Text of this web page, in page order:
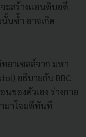
ะสร้างแอนติบอดี
นซ้ำ อาจเกิด
ยาเซลล์จาก มหา
อธิบายกับ BBC
ของตัวเอง ร่างกาย
มาโจมตีทันที